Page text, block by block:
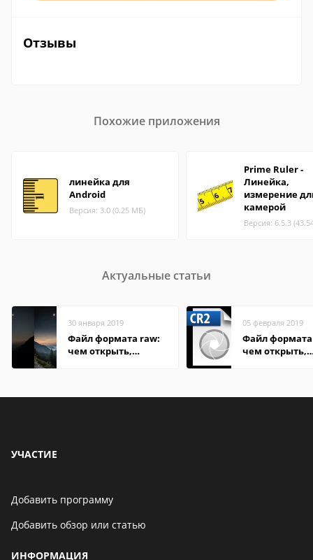
Отзывы
Похожие приложения
линейка для
Android
Версия: 3.0 (0.25 МБ)
Prime Ruler -
Линейка,
измерение
камерой
Версия: 6.5.3
Актуальные статьи
30 января 2019
Файл формата raw:
чем открыть,
05 февраля 2019
Файл формата
чем открыть,
УЧАСТИЕ
Добавить программу
Добавить обзор или статью
ИНФОРМАЦИЯ